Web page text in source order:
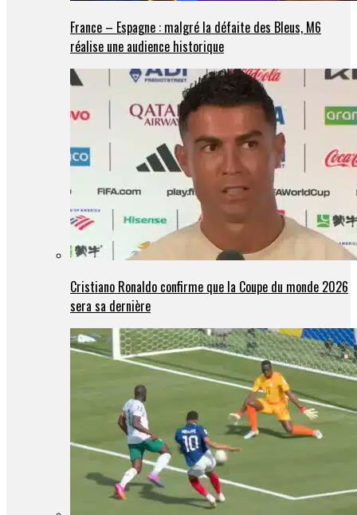
France – Espagne : malgré la défaite des Bleus, M6
réalise une audience historique
Cristiano Ronaldo confirme que la Coupe du monde 2026
sera sa dernière